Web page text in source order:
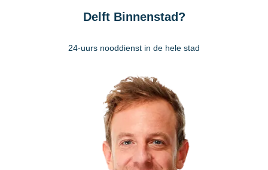
Delft Binnenstad?
24-uurs nooddienst in de hele stad